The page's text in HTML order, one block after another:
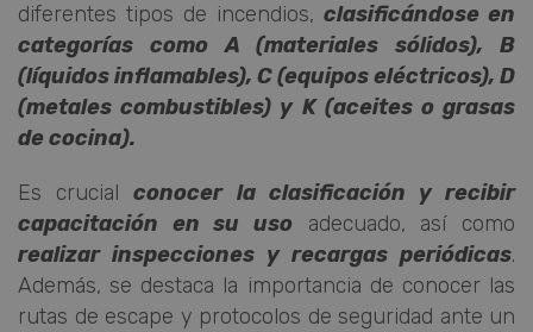
diferentes tipos de incendios, clasificándose en
categorías como A (materiales sólidos), B
(líquidos inflamables), C (equipos eléctricos), D
(metales combustibles) y K (aceites o grasas
de cocina).
Es crucialconocer la clasificación y recibir
capacitación en su uso adecuado, así como
realizar inspecciones y recargas periódicas.
Además, se destaca la importancia de conocer las
rutas de escape y protocolos de seguridad ante un